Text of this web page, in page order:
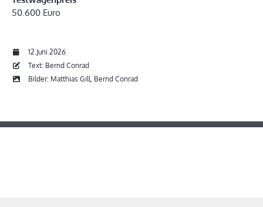
50.600 Euro
12.Juni 2026
Text: Bernd Conrad
Bilder: Matthias Gill, Bernd Conrad